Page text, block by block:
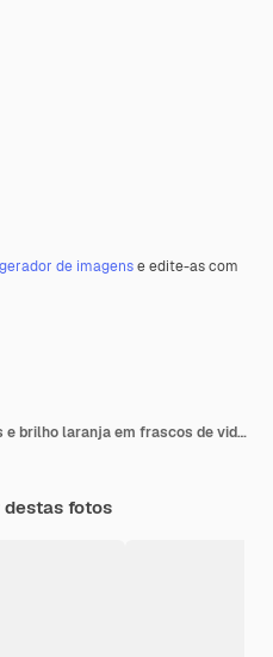
gerador de imagense edite-as com
Luzes mágicas com brilhos e brilho laranja em frascos de vidro vintage Luzes e livros antigos
destas fotos